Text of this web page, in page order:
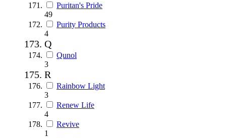
Puritan's Pride
49
Purity Products
4
Q
Qunol
3
R
Rainbow Light
3
Renew Life
4
Revive
1